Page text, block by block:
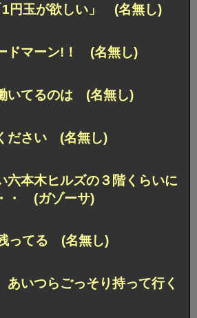
1円玉が欲しい」 (名無し)
ドマーン!！ (名無し)
いてるのは (名無し)
ださい (名無し)
六本木ヒルズの３階くらいに
・ (ガゾーサ)
ってる (名無し)
あいつらごっそり持って行く